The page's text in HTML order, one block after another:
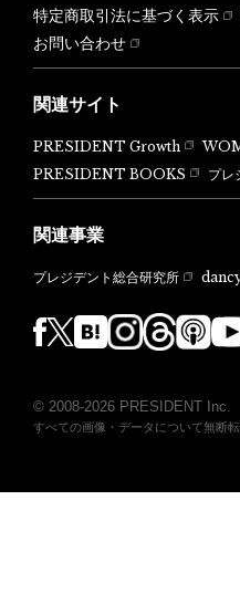
特定商取引法に基づく表示
お問い合わせ
関連サイト
PRESIDENT Growth
PRESIDENT BOOKS
プ
関連事業
プレジデント総合研究所
© 2008-2026 PRESIDENT Inc.
すべての画像・データについて無断